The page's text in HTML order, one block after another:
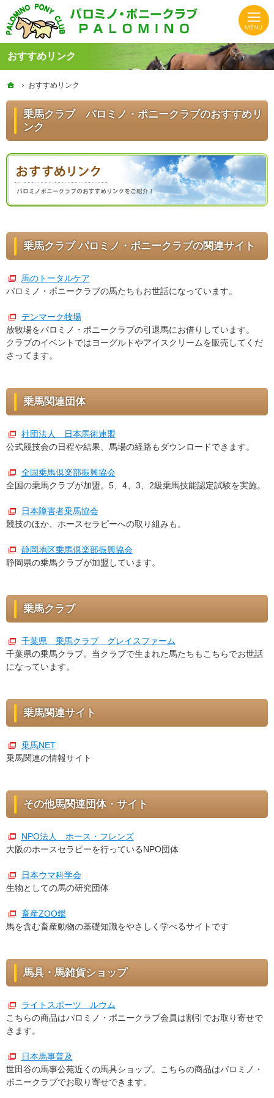
おすすめリンク
HASパロミノ・ポニークラブでは初心者から上級者、子供から大人まで楽しく体験できる乗馬クラ
静岡の乗馬クラブならHASパロミノ・ポニークラブでリフレッシュ！
ホーム
おすすめリンク
乗馬クラブ パロミノ・ポニークラブのおすすめリ
ンク
乗馬クラブ パロミノ・ポニークラブの関連サイト
馬のトータルケア
パロミノ・ポニークラブの馬たちもお世話になっています。
デンマーク牧場
放牧場をパロミノ・ポニークラブの引退馬にお借りしています。
クラブのイベントではヨーグルトやアイスクリームを販売してくだ
さってます。
乗馬関連団体
社団法人 日本馬術連盟
公式競技会の日程や結果、馬場の経路もダウンロードできます。
全国乗馬倶楽部振興協会
全国の乗馬クラブが加盟。5、4、3、2級乗馬技能認定試験を実施。
日本障害者乗馬協会
競技のほか、ホースセラピーへの取り組みも。
静岡地区乗馬倶楽部振興協会
静岡県の乗馬クラブが加盟しています。
乗馬クラブ
千葉県 乗馬クラブ グレイスファーム
千葉県の乗馬クラブ。当クラブで生まれた馬たちもこちらでお世話
になっています。
乗馬関連サイト
乗馬NET
乗馬関連の情報サイト
その他馬関連団体・サイト
NPO法人 ホース・フレンズ
大阪のホースセラピーを行っているNPO団体
日本ウマ科学会
生物としての馬の研究団体
畜産ZOO鑑
馬を含む畜産動物の基礎知識をやさしく学べるサイトです
馬具・馬雑貨ショップ
ライトスポーツ ルウム
こちらの商品はパロミノ・ポニークラブ会員は割引でお取り寄せで
きます。
日本馬事普及
世田谷の馬事公苑近くの馬具ショップ。こちらの商品はパロミノ・
ポニークラブでお取り寄せできます。
ホーム
おすすめリンク